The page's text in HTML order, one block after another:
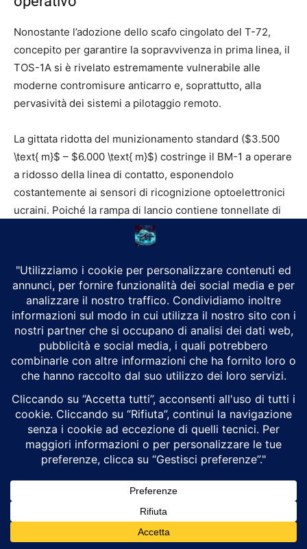
Nonostante l’adozione dello scafo cingolato del T-72,
concepito per garantire la sopravvivenza in prima linea, il
TOS-1A si è rivelato estremamente vulnerabile alle
moderne contromisure anticarro e, soprattutto, alla
pervasività dei sistemi a pilotaggio remoto.
La gittata ridotta del munizionamento standard ($3.500
\text{ m}$ – $6.000 \text{ m}$) costringe il BM-1 a operare
a ridosso della linea di contatto, esponendolo
costantemente ai sensori di ricognizione optoelettronici
ucraini. Poiché la rampa di lancio contiene tonnellate di
propellente solido e miscela termobarica ad alta volatilità,
qualsiasi colpo a segno sul lanciatore—anche da parte di
piccoli droni FPV muniti di cariche cave RPG-7 o di
artiglieria di precisione Excalibur—provoca un’immediata
catena di detonazioni simpatiche.L’esplosione risultante
non solo annichilisce all’istante il veicolo e il suo
equipaggio, ma genera una devastante onda d’urto
concentrica che spazza via le posizioni di fanteria amiche
posizionate nelle immediate vicinanze.
Fino al termine del 2025, il database indipendenteOryx
ha documentato visivamente la perdita (distruzione,
danneggiamento grave o cattura) di almeno 34 sistemi
TOS-1A e 9 veicoli logistici TZM-T russi.Le stime
dell’intelligence occidentale e ucraina indicano che le
perdite complessive reali sul campo hanno superato le
100 unità dall’inizio delle ostilità, intaccando
pesantemente la flotta pre-bellica originaria stimata in